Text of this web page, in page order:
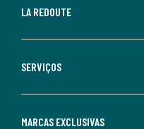
LA REDOUTE
SERVIÇOS
MARCAS EXCLUSIVAS